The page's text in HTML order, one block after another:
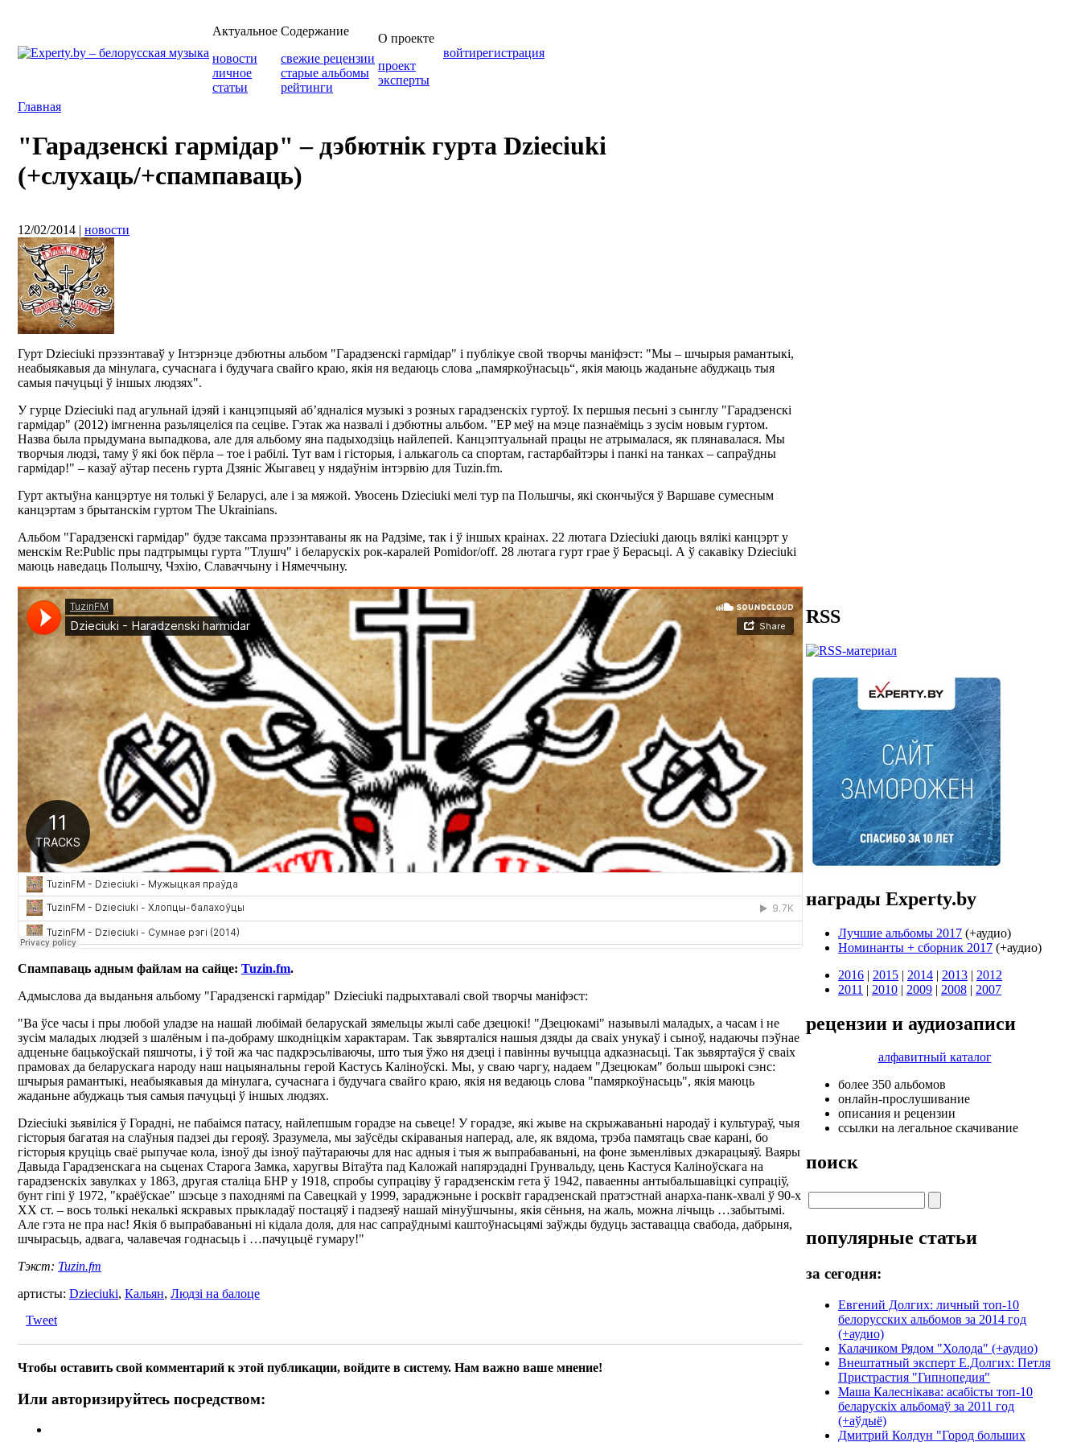
Актуальное
новости
личное
статьи
Содержание
свежие рецензии
старые альбомы
рейтинги
О проекте
проект
эксперты
войтирегистрация
Главная
"Гарадзенскі гармідар" – дэбютнік гурта Dzieciuki
(+слухаць/+спампаваць)
12/02/2014 | новости
Гурт Dzieciuki прэзэнтаваў у Інтэрнэце дэбютны альбом "Гарадзенскі гармідар" і публікуе свой творчы маніфэст: "Мы – шчырыя рамантыкі,
неабыякавыя да мінулага, сучаснага і будучага свайго краю, якія ня ведаюць слова „памяркоўнасьць“, якія маюць жаданьне абуджаць тыя
самыя пачуцьці ў іншых людзях".
У гурце Dzieciuki пад агульнай ідэяй і канцэпцыяй аб’ядналіся музыкі з розных гарадзенскіх гуртоў. Іх першыя песьні з сынглу "Гарадзенскі
гармідар" (2012) імгненна разьляцеліся па cеціве. Гэтак жа назвалі і дэбютны альбом. "EP меў на мэце пазнаёміць з зусім новым гуртом.
Назва была прыдумана выпадкова, але для альбому яна падыходзіць найлепей. Канцэптуальнай працы не атрымалася, як плянавалася. Мы
творчыя людзі, таму ў які бок пёрла – тое і рабілі. Тут вам і гісторыя, і алькаголь са спортам, гастарбайтэры і панкі на танках – сапраўдны
гармідар!" – казаў аўтар песень гурта Дзяніс Жыгавец у нядаўнім інтэрвію для Tuzin.fm.
Гурт актыўна канцэртуе ня толькі ў Беларусі, але і за мяжой. Увосень Dzieciuki мелі тур па Польшчы, які скончыўся ў Варшаве сумесным
канцэртам з брытанскім гуртом The Ukrainians.
Альбом "Гарадзенскі гармідар" будзе таксама прэзэнтаваны як на Радзіме, так і ў іншых краінах. 22 лютага Dzieciuki даюць вялікі канцэрт у
менскім Re:Public пры падтрымцы гурта "Тлушч" і беларускіх рок-каралей Pomidor/off. 28 лютага гурт грае ў Берасьці. А ў сакавіку Dzieciuki
маюць наведаць Польшчу, Чэхію, Славаччыну і Нямеччыну.
Спампаваць адным файлам на сайце: Tuzin.fm.
Адмыслова да выданьня альбому "Гарадзенскі гармідар" Dzieciuki падрыхтавалі свой творчы маніфэст:
"Ва ўсе часы і пры любой уладзе на нашай любімай беларускай зямельцы жылі сабе дзецюкі! "Дзецюкамі" назывылі маладых, а часам і не
зусім маладых людзей з шалёным i па-добраму шкодніцкім характарам. Так зьвярталiся нашыя дзяды да сваiх унукаў і сыноў, надаючы пэўнае
адценьне бацькоўскай пяшчоты, і ў той жа час падкрэсьліваючы, што тыя ўжо ня дзеці і павінны вучыцца адказнасьці. Так зьвяртаўся ў сваіх
прамовах да беларускага народу наш нацыянальны герой Кастусь Каліноўскі. Мы, у сваю чаргу, надаем "Дзецюкам" больш шырокі сэнс:
шчырыя рамантыкі, неабыякавыя да мінулага, сучаснага і будучага свайго краю, якія ня ведаюць слова "памяркоўнасьць", якія маюць
жаданьне абуджаць тыя самыя пачуцьці ў іншых людзях.
Dzieciuki зьявіліся ў Горадні, не пабаімся патасу, найлепшым горадзе на сьвеце! У горадзе, які жыве на скрыжаваньні народаў і культураў, чыя
гісторыя багатая на слаўныя падзеі ды герояў. Зразумела, мы заўсёды скіраваныя наперад, але, як вядома, трэба памятаць свае карані, бо
гісторыя круціць сваё рыпучае кола, ізноў ды ізноў паўтараючы для нас адныя і тыя ж выпрабаваньні, на фоне зьменлівых дэкарацыяў. Ваяры
Давыда Гарадзенскага на сьценах Старога Замка, харугвы Вітаўта пад Каложай напярэдадні Грунвальду, цень Кастуся Каліноўскага на
гарадзенскіх завулках у 1863, другая сталіца БНР у 1918, спробы супраціву ў гарадзенскім гета ў 1942, паваенны антыбальшавіцкі супраціў,
бунт гіпі ў 1972, "краёўскае" шэсьце з паходнямі па Савецкай у 1999, зараджэньне і росквіт гарадзенскай пратэстнай анарха-панк-хвалі ў 90-х
ХХ ст. – вось толькі некалькі яскравых прыкладаў постацяў і падзеяў нашай мінуўшчыны, якія сёньня, на жаль, можна лічыць …забытымі.
Але гэта не пра нас! Якія б выпрабаваньні ні кідала доля, для нас сапраўднымі каштоўнасьцямі заўжды будуць заставацца свабода, дабрыня,
шчырасьць, адвага, чалавечая годнасьць і …пачуцьцё гумару!"
Тэкст: Tuzin.fm
артисты: Dzieciuki, Кальян, Людзі на балоце
Tweet
Чтобы оставить свой комментарий к этой публикации, войдите в систему. Нам важно ваше мнение!
Или авторизируйтесь посредством:
RSS
награды Experty.by
Лучшие альбомы 2017 (+аудио)
Номинанты + cборник 2017 (+аудио)
2016 | 2015 | 2014 | 2013 | 2012
2011 | 2010 | 2009 | 2008 | 2007
рецензии и аудиозаписи
алфавитный каталог
более 350 альбомов
онлайн-прослушивание
описания и рецензии
ссылки на легальное скачивание
поиск
популярные статьи
за сегодня:
Евгений Долгих: личный топ-10
белорусских альбомов за 2014 год
(+аудио)
Калачиком Рядом "Холода" (+аудио)
Внештатный эксперт Е.Долгих: Петля
Пристрастия "Гипнопедия"
Маша Калеснікава: асабісты топ-10
беларускіх альбомаў за 2011 год
(+аўдыё)
Дмитрий Колдун "Город больших